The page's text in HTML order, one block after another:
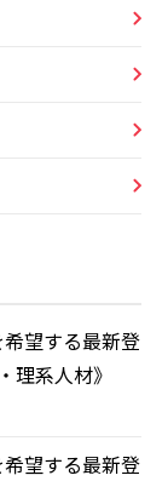
希望する最新登
理系人材》
希望する最新登